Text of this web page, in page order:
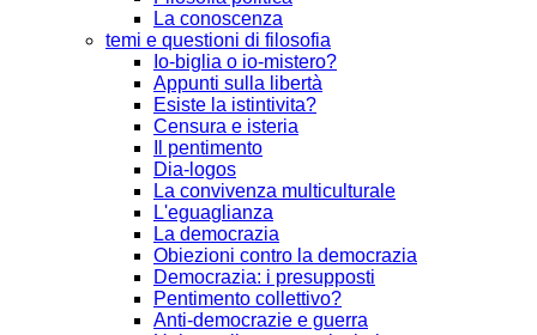
La conoscenza
temi e questioni di filosofia
Io-biglia o io-mistero?
Appunti sulla libertà
Esiste la istintivita?
Censura e isteria
Il pentimento
Dia-logos
La convivenza multiculturale
L'eguaglianza
La democrazia
Obiezioni contro la democrazia
Democrazia: i presupposti
Pentimento collettivo?
Anti-democrazie e guerra